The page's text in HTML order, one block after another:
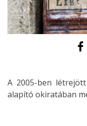
A 2005-ben
alapító okiratában